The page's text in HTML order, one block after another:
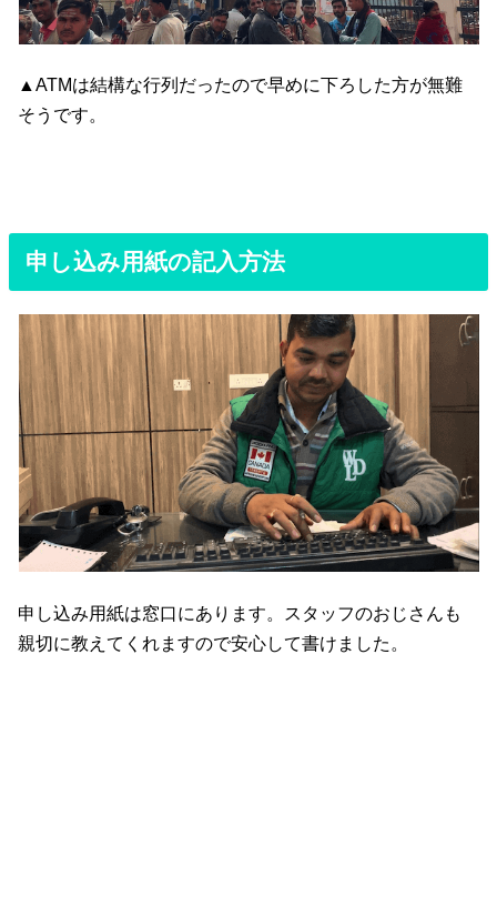
▲ATMは結構な行列だったので早めに下ろした方が無難
そうです。
申し込み用紙の記入方法
申し込み用紙は窓口にあります。スタッフのおじさんも
親切に教えてくれますので安心して書けました。